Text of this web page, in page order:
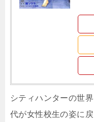
シティハンターの世
代が女性校生の姿に